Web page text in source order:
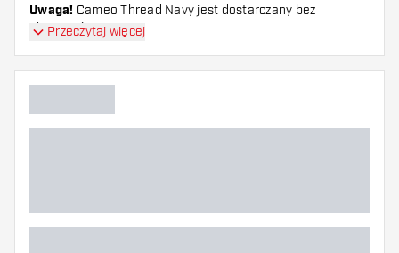
Uwaga! Cameo Thread Navy jest dostarczany bez
akcesoriów.
Przeczytaj więcej